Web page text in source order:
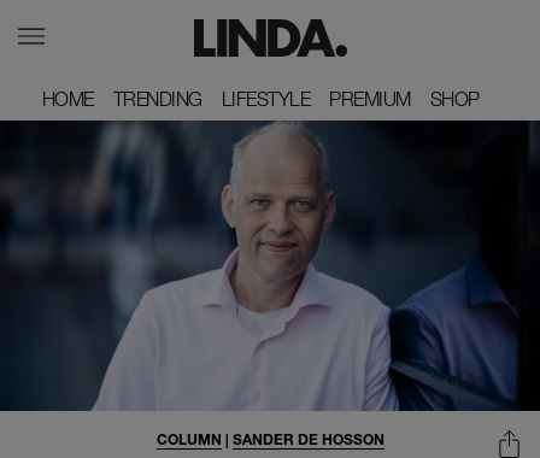
HOME
HOME TRENDING
TRENDING LIFESTYLE
LIFESTYLE PREMIUM
PREMIUM SHOP
SHOP
COLUMN | SANDER DE HOSSON